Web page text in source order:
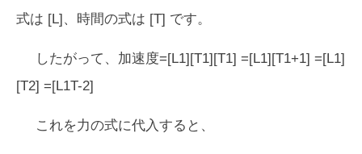
式は [L]、時間の式は [T] です。
したがって、加速度=[L1][T1][T1] =[L1][T1+1] =[L1]
[T2] =[L1T-2]
これを力の式に代入すると、